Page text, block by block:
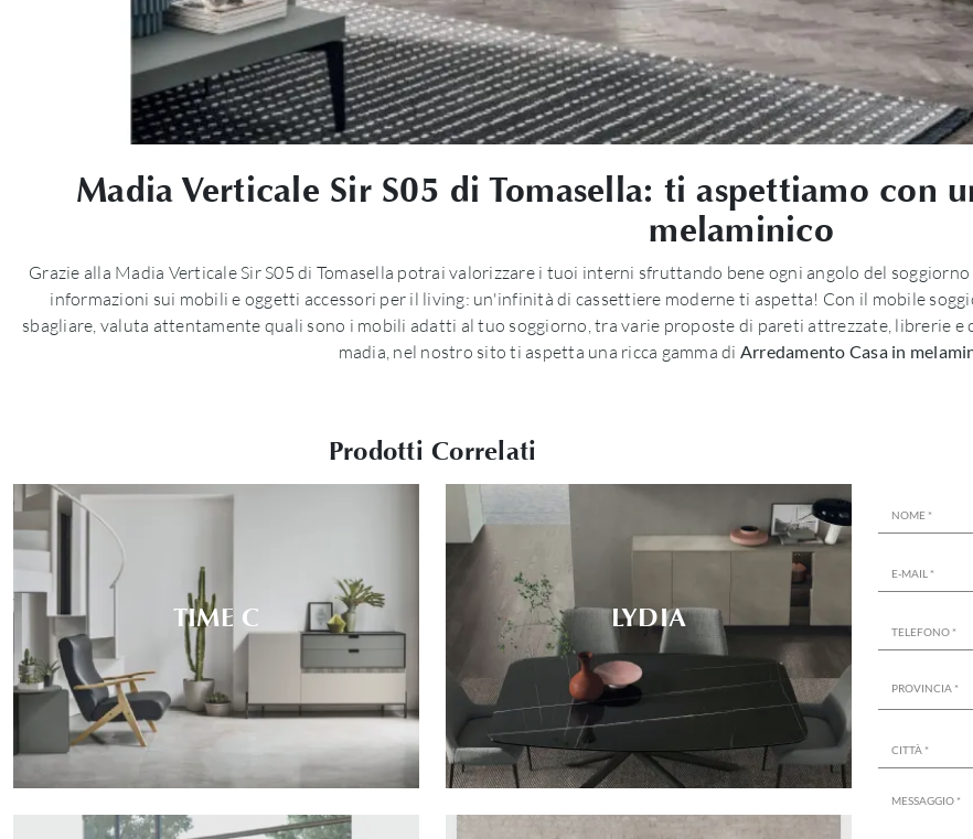
Madia Verticale Sir S05 di Tomasella: ti aspettiamo con
melaminico
Grazie alla Madia Verticale Sir S05 di Tomasella potrai valorizzare i tuoi interni sfruttando bene ogni angolo del
informazioni sui mobili e oggetti accessori per il living: un'infinità di cassettiere moderne ti aspetta! Con il mobile
sbagliare, valuta attentamente quali sono i mobili adatti al tuo soggiorno, tra varie proposte di pareti attrezzate, librerie e
madia, nel nostro sito ti aspetta una ricca gamma di Arredamento Casa in
Prodotti Correlati
TIME C LYDIA